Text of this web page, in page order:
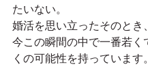
たいない。
婚活を思い立ったそのとき
今この瞬間の中で一番若く
くの可能性を持っています。